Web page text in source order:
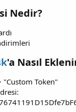
Nedir?
'a Nasıl
"Custom Token"